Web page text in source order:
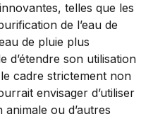
telles que les
de l’eau de
de pluie plus
d’étendre son utilisation
cadre strictement non
envisager d’utiliser
ou d’autres